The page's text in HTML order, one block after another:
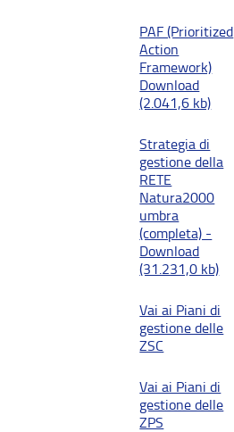
PAF (Prioritized
Action
Framework)
Download
(2.041,6 kb)
Strategia di
gestione della
RETE
Natura2000
umbra
(completa) -
Download
(31.231,0 kb)
Vai ai Piani di
gestione delle
ZSC
Vai ai Piani di
gestione delle
ZPS